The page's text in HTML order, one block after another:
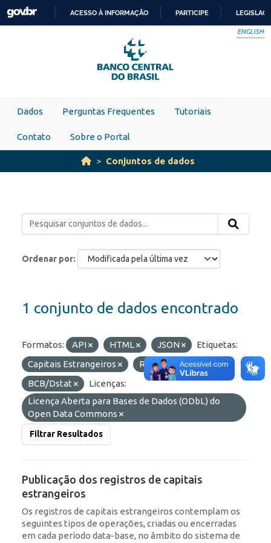
Skip to main content
PARA
O
CONTEÚDO
ACESSO À INFORMAÇÃO PARTICIPE
ENGLISH
Dados Perguntas Frequentes Tutoriais
Contato Sobre o Portal
Conjuntos de dados
Ordenar por
1 conjunto de dados encontrado
Formatos: API HTML JSON
Etiquetas:
Capitais Estrangeiros
RDE
Organizações:
BCB/Dstat
Licenças:
Licença Aberta para Bases de Dados (ODbL) do
Open Data Commons
Filtrar Resultados
Publicação dos registros de capitais
estrangeiros
Os registros de capitais estrangeiros contemplam os
seguintes tipos de operações, criadas ou encerradas
em cada período data-base, no âmbito do sistema de